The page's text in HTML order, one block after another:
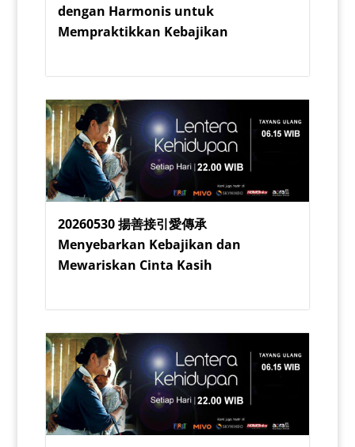
dengan Harmonis untuk
Mempraktikkan Kebajikan
20260530 揚善接引愛傳承
Menyebarkan Kebajikan dan
Mewariskan Cinta Kasih